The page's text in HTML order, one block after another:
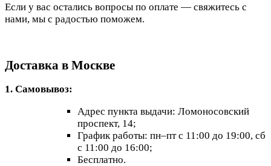
Если у вас остались вопросы по оплате — свяжитесь с
нами, мы с радостью поможем.
Доставка в Москве
1. Самовывоз:
Адрес пункта выдачи: Ломоносовский
проспект, 14;
График работы: пн–пт с 11:00 до 19:00, сб
с 11:00 до 16:00;
Бесплатно.